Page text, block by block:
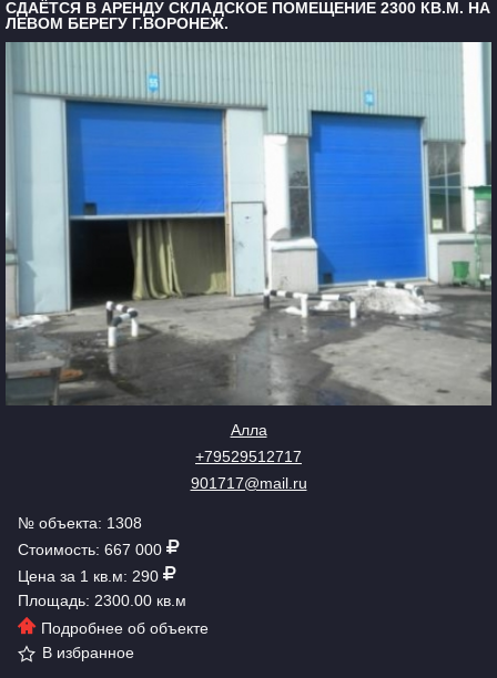
СДАЁТСЯ В АРЕНДУ СКЛАДСКОЕ ПОМЕЩЕНИЕ 2300 КВ.М. НА
ЛЕВОМ БЕРЕГУ Г.ВОРОНЕЖ.
Алла
+79529512717
901717@mail.ru
№ объекта: 1308
Стоимость: 667 000
Цена за 1 кв.м: 290
Площадь: 2300.00 кв.м
Подробнее об объекте
В избранное